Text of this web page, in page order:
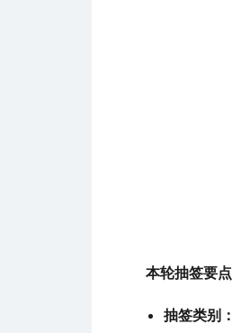
本轮抽签要点
抽签类别：